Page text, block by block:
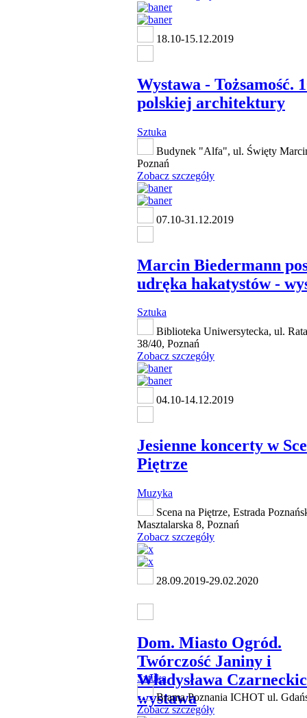
18.10-15.12.2019
Wystawa - Tożsamość.
polskiej architektury
Sztuka
Budynek "Alfa", ul. Święty
Poznań
Zobacz szczegóły
07.10-31.12.2019
Marcin Biedermann
udręka hakatystów -
Sztuka
Biblioteka Uniwersytecka, ul.
38/40, Poznań
Zobacz szczegóły
04.10-14.12.2019
Jesienne koncerty w
Piętrze
Muzyka
Scena na Piętrze, Estrada
Masztalarska 8, Poznań
Zobacz szczegóły
28.09.2019-29.02.2020
Dom. Miasto Ogród.
Twórczość Janiny i
Władysława
wystawa
Sztuka
Brama Poznania ICHOT ul.
Zobacz szczegóły